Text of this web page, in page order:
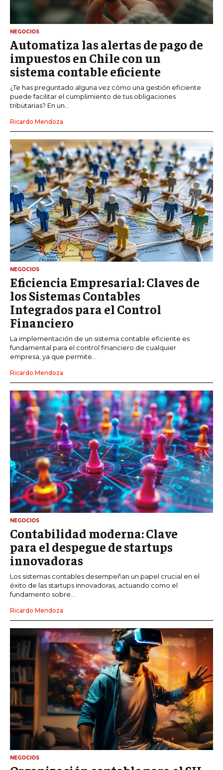
NEGOCIOS
Automatiza las alertas de pago de
impuestos en Chile con un
sistema contable eficiente
¿Te has preguntado alguna vez cómo una gestión eficiente
puede facilitar el cumplimiento de tus obligaciones
tributarias? En un...
Ricardo Mendoza
NEGOCIOS
Eficiencia Empresarial: Claves de
los Sistemas Contables
Integrados para el Control
Financiero
La implementación de un sistema contable eficiente es
fundamental para el control financiero de cualquier
empresa, ya que permite...
Ricardo Mendoza
NEGOCIOS
Contabilidad moderna: Clave
para el despegue de startups
innovadoras
Los sistemas contables desempeñan un papel crucial en el
éxito de las startups innovadoras, actuando como el
fundamento sobre...
Ricardo Mendoza
NEGOCIOS